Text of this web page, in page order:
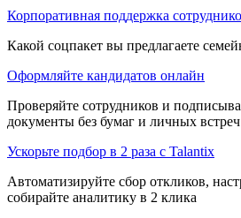
Корпоративная поддержка
Какой соцпакет вы предлагаете
Оформляйте кандидатов онлайн
Проверяйте сотрудников и
документы без бумаг и личных встреч
Ускорьте подбор в 2 раза с Talantix
Автоматизируйте сбор откликов,
собирайте аналитику в 2 клика